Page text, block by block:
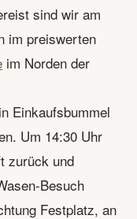
sind wir am
im preiswerten
im Norden der
Einkaufsbummel
Um 14:30 Uhr
zurück und
Besuch
Festplatz, an